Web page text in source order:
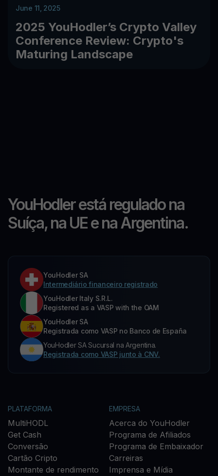
June 11, 2025
2025 YouHodler’s Crypto Valley
Conference Review: Crypto's
Maturing Landscape
YouHodler está regulado na
Suíça, na UE e na Argentina.
YouHodler SA
Intermediário financeiro registrado
YouHodler Italy S.R.L.
Registered as a VASP with the OAM
YouHodler SA
Registrada como VASP no Banco de España
YouHodler SA Sucursal na Argentina.
Registrada como VASP junto à CNV.
PLATAFORMA
MultiHODL
Get Cash
Conversão
Cartão Cripto
Montante de rendimento
EMPRESA
Acerca do YouHodler
Programa de Afiliados
Programa de Embaixador
Carreiras
Imprensa e Mídia